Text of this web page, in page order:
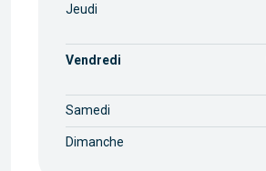
Jeudi
Vendredi
Samedi
Dimanche